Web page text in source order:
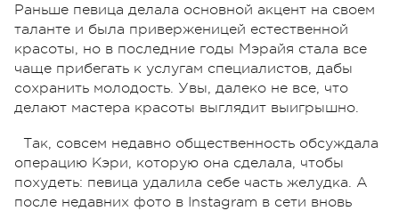
Раньше певица делала основной акцент на своем
таланте и была приверженицей естественной
красоты, но в последние годы Мэрайя стала все
чаще прибегать к услугам специалистов, дабы
сохранить молодость. Увы, далеко не все, что
делают мастера красоты выглядит выигрышно.
Так, совсем недавно общественность обсуждала
операцию Кэри, которую она сделала, чтобы
похудеть: певица удалила себе часть желудка. А
после недавних фото в Instagram в сети вновь